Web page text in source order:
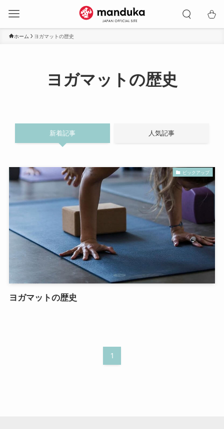
ホーム ヨガマットの歴史
ヨガマットの歴史
新着記事 人気記事
ピックアップ
ヨガマットの歴史
1